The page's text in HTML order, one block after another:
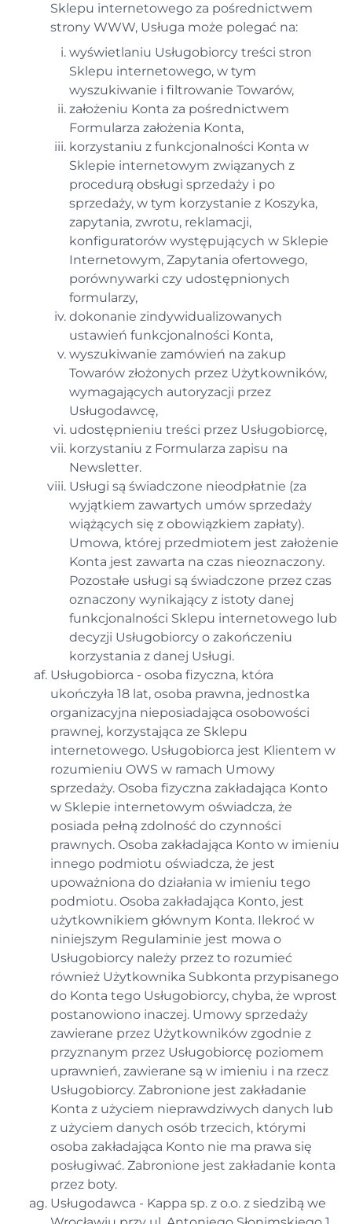
Sklepu internetowego za pośrednictwem
strony WWW, Usługa może polegać na:
wyświetlaniu Usługobiorcy treści stron
Sklepu internetowego, w tym
wyszukiwanie i filtrowanie Towarów,
założeniu Konta za pośrednictwem
Formularza założenia Konta,
korzystaniu z funkcjonalności Konta w
Sklepie internetowym związanych z
procedurą obsługi sprzedaży i po
sprzedaży, w tym korzystanie z Koszyka,
zapytania, zwrotu, reklamacji,
konfiguratorów występujących w Sklepie
Internetowym, Zapytania ofertowego,
porównywarki czy udostępnionych
formularzy,
dokonanie zindywidualizowanych
ustawień funkcjonalności Konta,
wyszukiwanie zamówień na zakup
Towarów złożonych przez Użytkowników,
wymagających autoryzacji przez
Usługodawcę,
udostępnieniu treści przez Usługobiorcę,
korzystaniu z Formularza zapisu na
Newsletter.
Usługi są świadczone nieodpłatnie (za
wyjątkiem zawartych umów sprzedaży
wiążących się z obowiązkiem zapłaty).
Umowa, której przedmiotem jest założenie
Konta jest zawarta na czas nieoznaczony.
Pozostałe usługi są świadczone przez czas
oznaczony wynikający z istoty danej
funkcjonalności Sklepu internetowego lub
decyzji Usługobiorcy o zakończeniu
korzystania z danej Usługi.
Usługobiorca - osoba fizyczna, która
ukończyła 18 lat, osoba prawna, jednostka
organizacyjna nieposiadająca osobowości
prawnej, korzystająca ze Sklepu
internetowego. Usługobiorca jest Klientem w
rozumieniu OWS w ramach Umowy
sprzedaży. Osoba fizyczna zakładająca Konto
w Sklepie internetowym oświadcza, że
posiada pełną zdolność do czynności
prawnych. Osoba zakładająca Konto w imieniu
innego podmiotu oświadcza, że jest
upoważniona do działania w imieniu tego
podmiotu. Osoba zakładająca Konto, jest
użytkownikiem głównym Konta. Ilekroć w
niniejszym Regulaminie jest mowa o
Usługobiorcy należy przez to rozumieć
również Użytkownika Subkonta przypisanego
do Konta tego Usługobiorcy, chyba, że wprost
postanowiono inaczej. Umowy sprzedaży
zawierane przez Użytkowników zgodnie z
przyznanym przez Usługobiorcę poziomem
uprawnień, zawierane są w imieniu i na rzecz
Usługobiorcy. Zabronione jest zakładanie
Konta z użyciem nieprawdziwych danych lub
z użyciem danych osób trzecich, którymi
osoba zakładająca Konto nie ma prawa się
posługiwać. Zabronione jest zakładanie konta
przez boty.
Usługodawca - Kappa sp. z o.o. z siedzibą we